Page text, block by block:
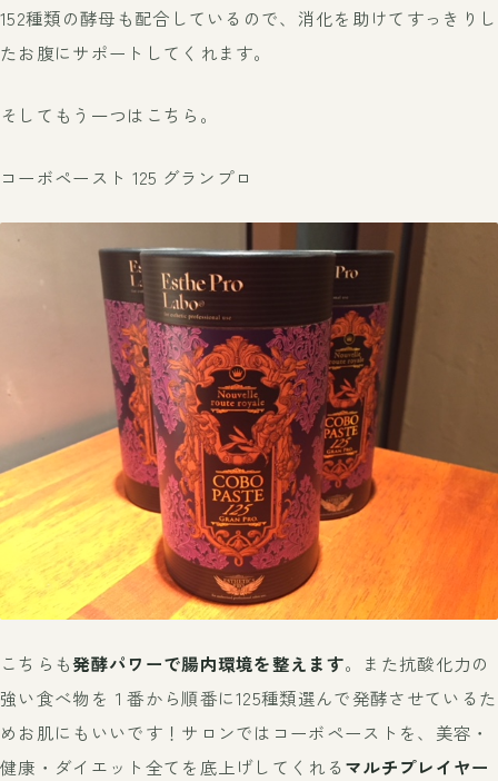
152種類の酵母も配合しているので、消化を助けてすっきりし
たお腹にサポートしてくれます。
そしてもう一つはこちら。
コーボペースト 125 グランプロ
こちらも発酵パワーで腸内環境を整えます。また抗酸化力の
強い食べ物を１番から順番に125種類選んで発酵させているた
めお肌にもいいです！サロンではコーボペーストを、美容・
健康・ダイエット全てを底上げしてくれるマルチプレイヤー